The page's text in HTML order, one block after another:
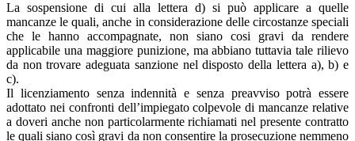
La sospensione di cui alla lettera d) si può applicare a quelle
mancanze le quali, anche in considerazione delle circostanze speciali
che le hanno accompagnate, non siano cosi gravi da rendere
applicabile una maggiore punizione, ma abbiano tuttavia tale rilievo
da non trovare adeguata sanzione nel disposto della lettera a), b) e
c).
Il licenziamento senza indennità e senza preavviso potrà essere
adottato nei confronti dell’impiegato colpevole di mancanze relative
a doveri anche non particolarmente richiamati nel presente contratto
le quali siano così gravi da non consentire la prosecuzione nemmeno